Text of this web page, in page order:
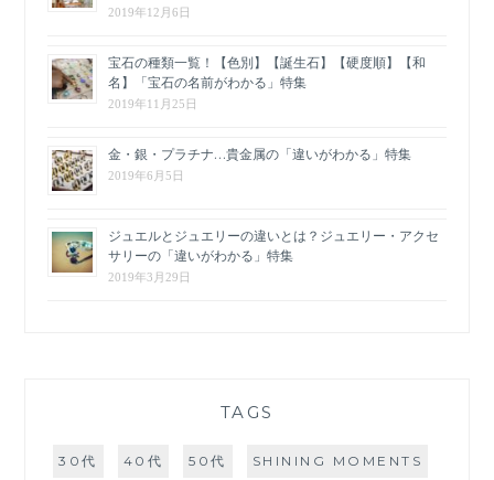
2019年12月6日
宝石の種類一覧！【色別】【誕生石】【硬度順】【和
名】「宝石の名前がわかる」特集
2019年11月25日
金・銀・プラチナ…貴金属の「違いがわかる」特集
2019年6月5日
ジュエルとジュエリーの違いとは？ジュエリー・アクセ
サリーの「違いがわかる」特集
2019年3月29日
TAGS
30代 40代 50代 SHINING MOMENTS